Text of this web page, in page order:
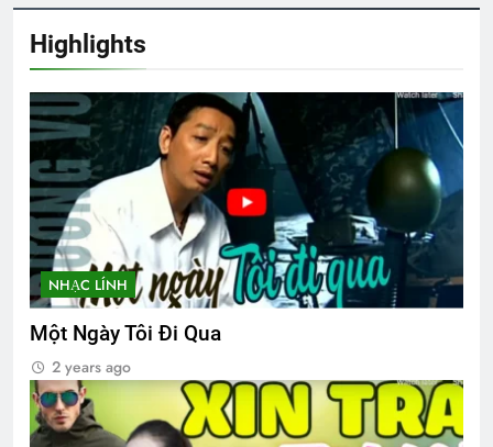
Đại Hội Đoàn Kết Võ Bị Toàn Cầu 2024
CTBCTY – Tập I – Chương 4
3 Years Ago
TIN VÀO MÙA XUÂN (Thiền Sư Mãn
Giác)
3 Years Ago
2 Years Ago
Highlights
NHẠC LÍNH
Một Ngày Tôi Đi Qua
2 years ago